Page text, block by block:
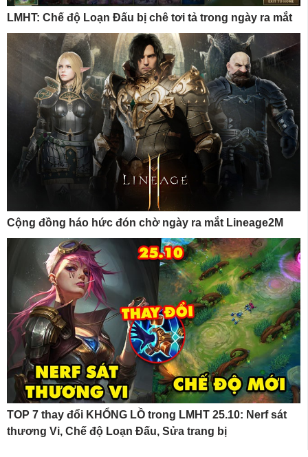
LMHT: Chế độ Loạn Đấu bị chê tơi tả trong ngày ra mắt
Cộng đồng háo hức đón chờ ngày ra mắt Lineage2M
TOP 7 thay đổi KHỔNG LỒ trong LMHT 25.10: Nerf sát
thương Vi, Chế độ Loạn Đấu, Sửa trang bị